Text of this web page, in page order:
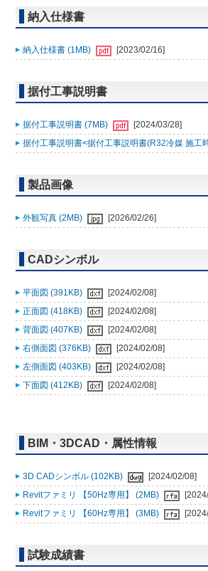
納入仕様書
納入仕様書 (1MB) [2023/02/16]
据付工事説明書
据付工事説明書 (7MB)
[2024/03/28]
据付工事説明書<据付工事説明書(R32冷媒 施工
製品画像
外観写真 (2MB) [2026/02/26]
CADシンボル
平面図 (391KB)
[2024/02/08]
正面図 (418KB)
[2024/02/08]
背面図 (407KB)
[2024/02/08]
右側面図 (376KB)
[2024/02/08]
左側面図 (403KB)
[2024/02/08]
下面図 (412KB)
[2024/02/08]
BIM・3DCAD・属性情報
3D CADシンボル (102KB)
[2024/02/08]
Revitファミリ 【50Hz専用】 (2MB)
Revitファミリ 【60Hz専用】 (3MB)
試験成績書